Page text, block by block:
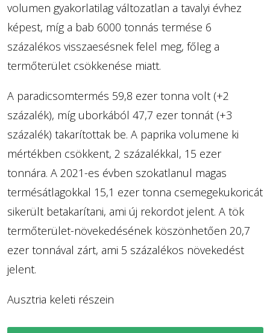
volumen gyakorlatilag változatlan a tavalyi évhez
képest, míg a bab 6000 tonnás termése 6
százalékos visszaesésnek felel meg, főleg a
termőterület csökkenése miatt.
A paradicsomtermés 59,8 ezer tonna volt (+2
százalék), míg uborkából 47,7 ezer tonnát (+3
százalék) takarítottak be. A paprika volumene ki
mértékben csökkent, 2 százalékkal, 15 ezer
tonnára. A 2021-es évben szokatlanul magas
termésátlagokkal 15,1 ezer tonna csemegekukoricát
sikerült betakarítani, ami új rekordot jelent. A tök
termőterület-növekedésének köszönhetően 20,7
ezer tonnával zárt, ami 5 százalékos növekedést
jelent.
Ausztria keleti részein